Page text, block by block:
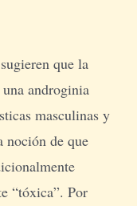
que la
androginia
masculinas y
noción de que
“tóxica”. Por